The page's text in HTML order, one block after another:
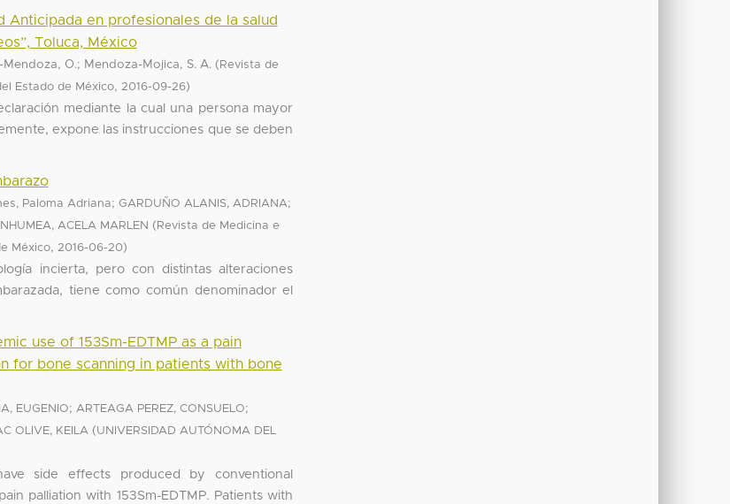
en profesionales de la salud
Toluca, México
O.; Mendoza-Mojica, S. A. ( Revista de
Estado de México, 2016-09-26)
mediante la cual una persona mayor
expone las instrucciones que se deben
Paloma Adriana; GARDUÑO ALANIS, ADRIANA;
ACELA MARLEN ( Revista de Medicina e
México, 2016-06-20)
incierta, pero con distintas alteraciones
tiene como común denominador el
use of 153Sm-EDTMP as a pain
for bone scanning in patients with bone
EUGENIO; ARTEAGA PEREZ, CONSUELO;
OLIVE, KEILA (UNIVERSIDAD AUTÓNOMA DEL
side effects produced by conventional
palliation with 153Sm-EDTMP. Patients with